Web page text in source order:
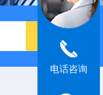
电话咨询